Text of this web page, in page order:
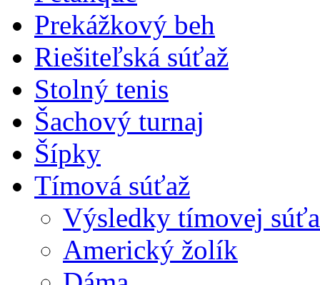
Prekážkový beh
Riešiteľská súťaž
Stolný tenis
Šachový turnaj
Šípky
Tímová súťaž
Výsledky tímovej
Americký žolík